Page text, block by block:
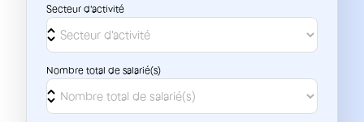
Secteur d'activité
Nombre total de salarié(s)